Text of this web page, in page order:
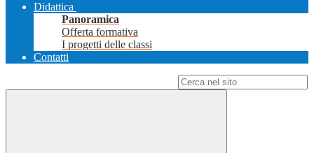
Didattica
Panoramica
Offerta formativa
I progetti delle classi
Contatti